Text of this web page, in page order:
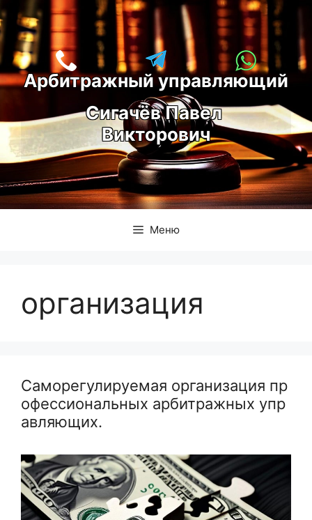
Перейти
к
содержимому
Арбитражный управляющий
Сигачёв Павел
Викторович
Меню
организация
Саморегулируемая организация пр
офессиональных арбитражных упр
авляющих.